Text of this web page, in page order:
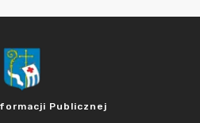
Publicznej